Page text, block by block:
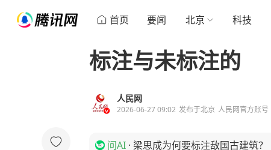
首页 要闻 北京 科技
标注与未标注的
人民网
2026-06-27 09:02 发布于北京 人民网官方账号
问AI · 梁思成为何要标注敌国古建筑？